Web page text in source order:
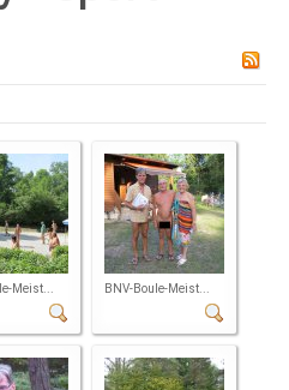
Meist... BNV-Boule-Meist...